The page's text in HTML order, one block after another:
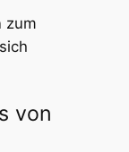
zum
von